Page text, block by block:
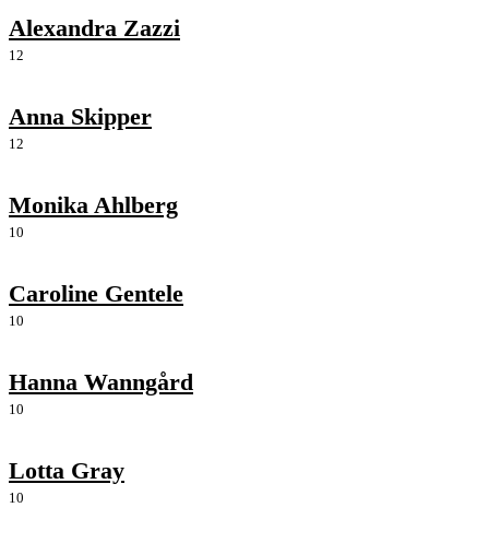
Alexandra Zazzi
12
Anna Skipper
12
Monika Ahlberg
10
Caroline Gentele
10
Hanna Wanngård
10
Lotta Gray
10